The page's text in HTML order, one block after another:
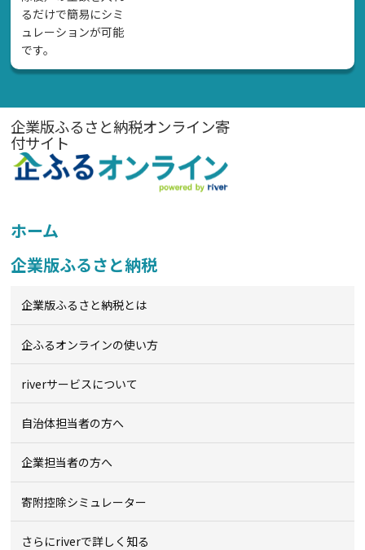
るだけで簡易にシミ
ュレーションが可能
です。
企業版ふるさと納税オンライン寄
付サイト
ホーム
企業版ふるさと納税
企業版ふるさと納税とは
企ふるオンラインの使い方
riverサービスについて
自治体担当者の方へ
企業担当者の方へ
寄附控除シミュレーター
さらにriverで詳しく知る